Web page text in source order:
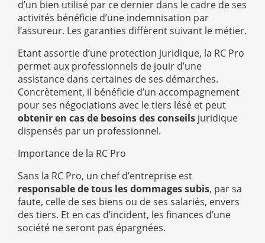
d’un bien utilisé par ce dernier dans le cadre de ses
activités bénéficie d’une indemnisation par
l’assureur. Les garanties diffèrent suivant le métier.
Etant assortie d’une protection juridique, la RC Pro
permet aux professionnels de jouir d’une
assistance dans certaines de ses démarches.
Concrètement, il bénéficie d’un accompagnement
pour ses négociations avec le tiers lésé et peut
obtenir en cas de besoins des conseils juridique
dispensés par un professionnel.
Importance de la RC Pro
Sans la RC Pro, un chef d’entreprise est
responsable de tous les dommages subis, par sa
faute, celle de ses biens ou de ses salariés, envers
des tiers. Et en cas d’incident, les finances d’une
société ne seront pas épargnées.